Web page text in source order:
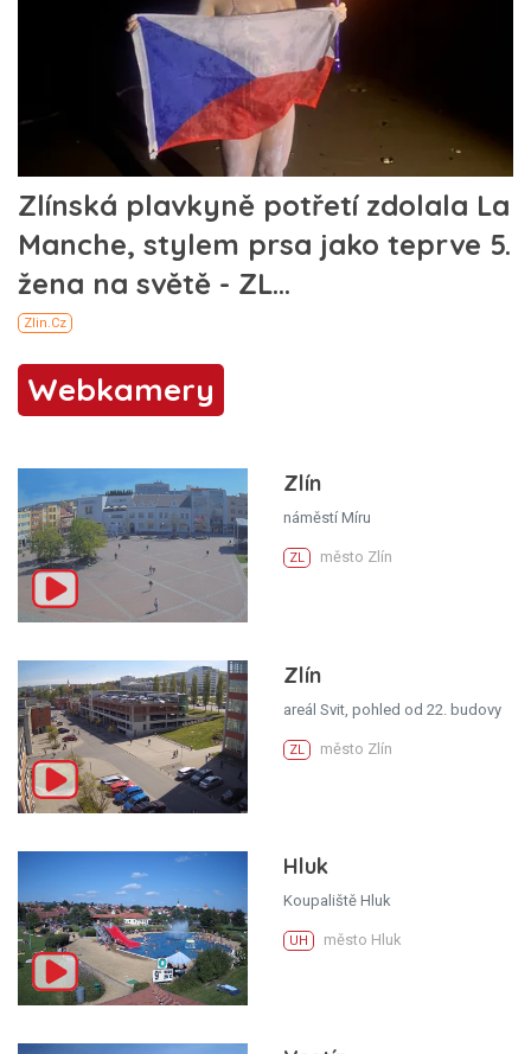
Webkamery
Zlín
náměstí Míru
ZL město Zlín
Zlín
areál Svit, pohled od 22. budovy
ZL město Zlín
Hluk
Koupaliště Hluk
UH město Hluk